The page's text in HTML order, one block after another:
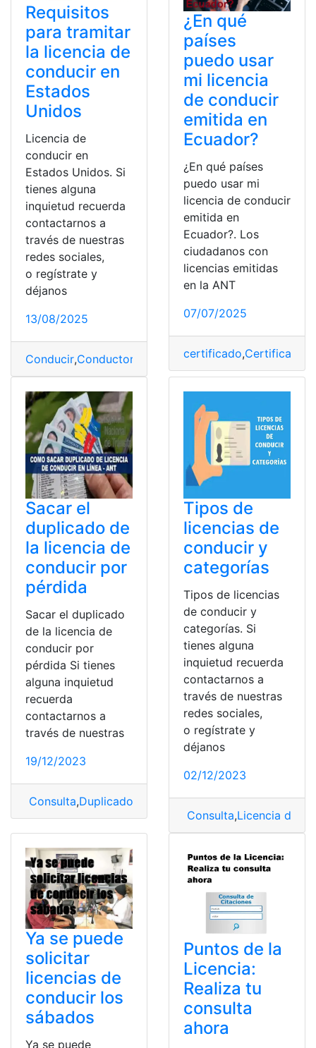
Requisitos
para tramitar
la licencia de
conducir en
Estados
Unidos
Licencia de
conducir en
Estados Unidos. Si
tienes alguna
inquietud recuerda
contactarnos a
través de nuestras
redes sociales,
o regístrate y
déjanos
13/08/2025
Conducir,Conductores Estados Unidos,Licencia,
¿En qué
países
puedo usar
mi licencia
de conducir
emitida en
Ecuador?
¿En qué países
puedo usar mi
licencia de conducir
emitida en
Ecuador?. Los
ciudadanos con
licencias emitidas
en la ANT
07/07/2025
certificado,Certificados
Sacar el
duplicado de
la licencia de
conducir por
pérdida
Sacar el duplicado
de la licencia de
conducir por
pérdida Si tienes
alguna inquietud
recuerda
contactarnos a
través de nuestras
19/12/2023
Consulta,Duplicado Licencia,Licencia de Conducir,
Tipos de
licencias de
conducir y
categorías
Tipos de licencias
de conducir y
categorías. Si
tienes alguna
inquietud recuerda
contactarnos a
través de nuestras
redes sociales,
o regístrate y
déjanos
02/12/2023
Consulta,Licencia de
Ya se puede
solicitar
licencias de
conducir los
sábados
Ya se puede
Puntos de la
Licencia:
Realiza tu
consulta
ahora